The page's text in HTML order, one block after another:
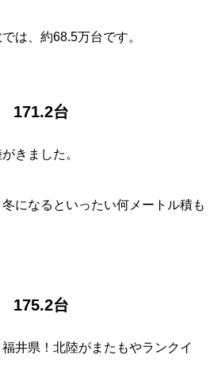
は、約68.5万台です。
171.2台
きました。
になるといったい何メートル積も
175.2台
井県！北陸がまたもやランクイ